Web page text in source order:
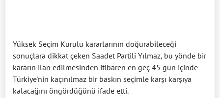
Yüksek Seçim Kurulu kararlarının doğurabileceği
sonuçlara dikkat çeken Saadet Partili Yılmaz, bu yönde bir
kararın ilan edilmesinden itibaren en geç 45 gün içinde
Türkiye'nin kaçınılmaz bir baskın seçimle karşı karşıya
kalacağını öngördüğünü ifade etti.